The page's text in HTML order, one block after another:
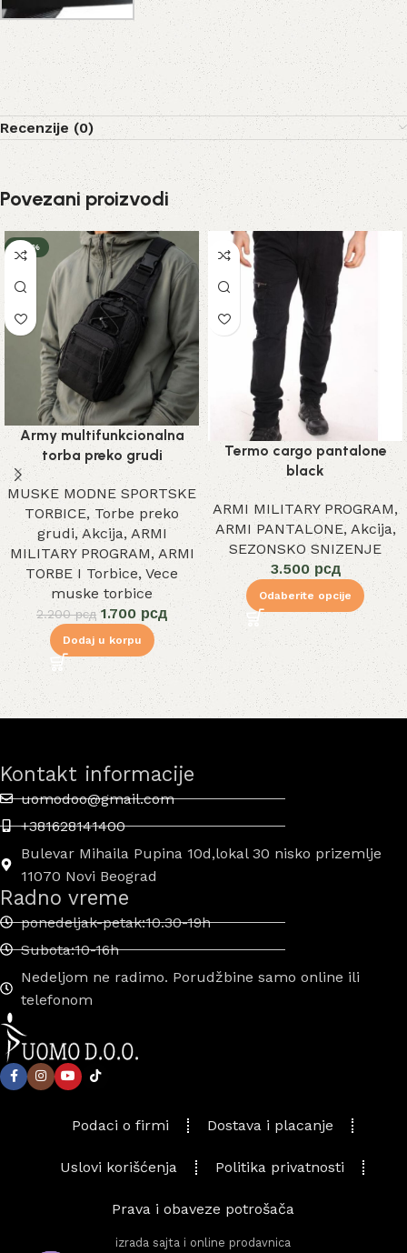
Recenzije (0)
Povezani proizvodi
-23%
Army multifunkcionalna
torba preko grudi
MUSKE MODNE SPORTSKE
TORBICE,Torbe preko
grudi,Akcija, ARMI
MILITARY PROGRAM, ARMI
TORBE I Torbice, Vece
muske torbice
2.200рсд 1.700 рсд
Dodaj u korpu
Termo cargo pantalone
black
ARMI MILITARY PROGRAM,
ARMI PANTALONE, Akcija,
SEZONSKO SNIZENJE
3.500 рсд
Odaberite opcije
Kontakt informacije
uomodoo@gmail.com
+381628141400
Bulevar Mihaila Pupina 10d,lokal 30 nisko prizemlje
11070 Novi Beograd
Radno vreme
ponedeljak-petak:10.30-19h
Subota:10-16h
Nedeljom ne radimo. Porudžbine samo online ili
telefonom
Podaci o firmi Dostava i placanje
Uslovi korišćenja Politika privatnosti
Prava i obaveze potrošača
izrada sajta i online prodavnica